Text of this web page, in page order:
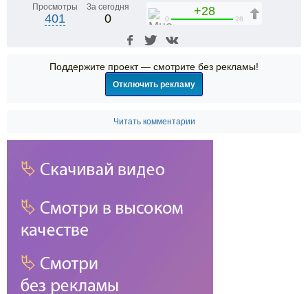
Просмотры
401
За сегодня
0
+28
0 28
Поддержите проект — смотрите без рекламы!
Отключить рекламу
Читать комментарии